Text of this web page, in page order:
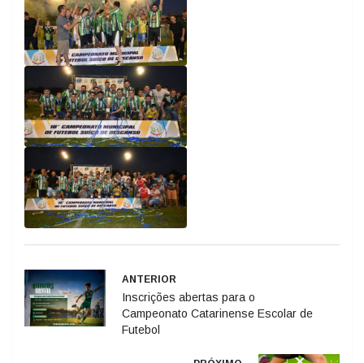
ANTERIOR
Inscrições abertas para o
Campeonato Catarinense Escolar de
Futebol